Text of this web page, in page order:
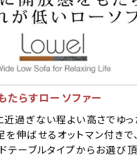
たらすローソファー
近過ぎない程よい高さでゆっ
を伸ばせるオットマン付きで
テーブルタイプからお選び頂